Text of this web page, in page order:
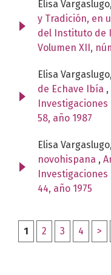
Elisa
y Tradición, en
del Instituto de
Volumen XII,
Elisa Vargaslugo,
de Echave Ibía ,
Investigaciones
58, año 1987
Elisa Vargaslugo,
novohispana ,
Investigaciones
44, año 1975
1 2 3 4 >